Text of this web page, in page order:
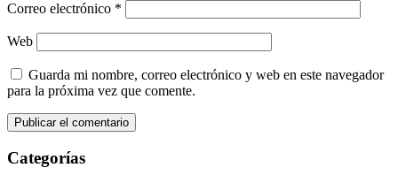
Correo electrónico *
Web
Guarda mi nombre, correo electrónico y web en este navegador
para la próxima vez que comente.
Categorías